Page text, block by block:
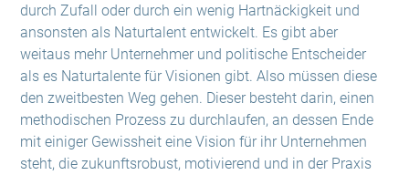
durch Zufall oder durch ein wenig Hartnäckigkeit und
ansonsten als Naturtalent entwickelt. Es gibt aber
weitaus mehr Unternehmer und politische Entscheider
als es Naturtalente für Visionen gibt. Also müssen diese
den zweitbesten Weg gehen. Dieser besteht darin, einen
methodischen Prozess zu durchlaufen, an dessen Ende
mit einiger Gewissheit eine Vision für ihr Unternehmen
steht, die zukunftsrobust, motivierend und in der Praxis